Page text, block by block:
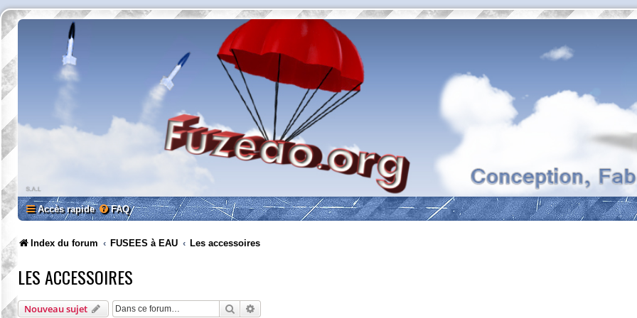
Accès rapide FAQ
Index du forum FUSEES à EAU Les accessoires
LES ACCESSOIRES
Nouveau sujet Rechercher